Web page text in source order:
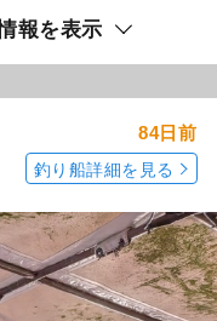
報を表示
84日前
釣り船詳細を見る